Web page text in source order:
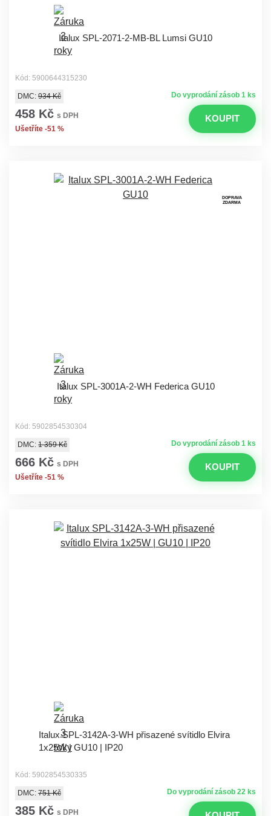
Italux SPL-2071-2-MB-BL Lumsi GU10
Kód: 5900644315230
Do vyprodání zásob 1 ks
DMC: 934 Kč
458 Kč s DPH
Ušetříte -51 %
KOUPIT
DOPRAVA
ZDARMA
Italux SPL-3001A-2-WH Federica GU10
Kód: 5902854530304
Do vyprodání zásob 1 ks
DMC: 1 359 Kč
666 Kč s DPH
Ušetříte -51 %
KOUPIT
Italux SPL-3142A-3-WH přisazené svítidlo Elvira
1x25W | GU10 | IP20
Kód: 5902854530335
Do vyprodání zásob 22 ks
DMC: 751 Kč
385 Kč s DPH